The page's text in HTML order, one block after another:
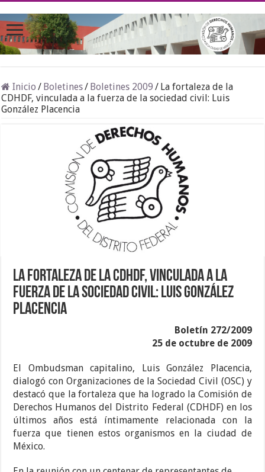
Inicio / Boletines/ Boletines 2009 / La fortaleza de la
CDHDF, vinculada a la fuerza de la sociedad civil: Luis
González Placencia
La fortaleza de la CDHDF, vinculada a la
fuerza de la sociedad civil: Luis González
Placencia
Boletín 272/2009
25 de octubre de 2009
El Ombudsman capitalino, Luis González Placencia,
dialogó con Organizaciones de la Sociedad Civil (OSC) y
destacó que la fortaleza que ha logrado la Comisión de
Derechos Humanos del Distrito Federal (CDHDF) en los
últimos años está íntimamente relacionada con la
fuerza que tienen estos organismos en la ciudad de
México.